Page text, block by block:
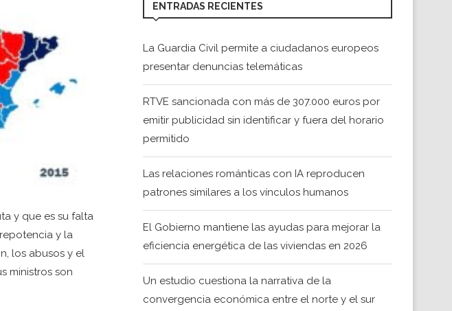
y que es su falta
y la
los abusos y el
ministros son
ENTRADAS RECIENTES
La Guardia Civil permite a ciudadanos europeos
presentar denuncias telemáticas
RTVE sancionada con más de 307.000 euros por
emitir publicidad sin identificar y fuera del horario
permitido
Las relaciones románticas con IA reproducen
patrones similares a los vínculos humanos
El Gobierno mantiene las ayudas para mejorar la
eficiencia energética de las viviendas en 2026
Un estudio cuestiona la narrativa de la
convergencia económica entre el norte y el sur